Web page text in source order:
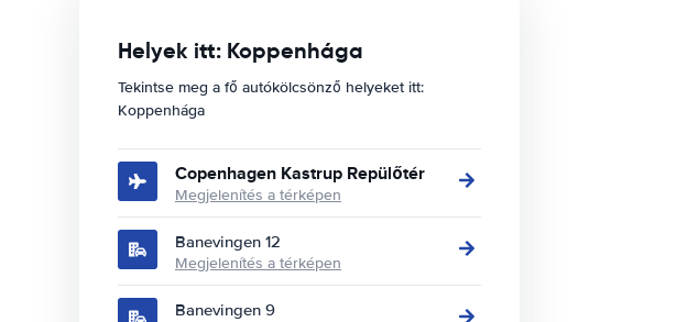
Helyek itt: Koppenhága
Tekintse meg a fő autókölcsönző helyeket itt:
Koppenhága
Copenhagen Kastrup Repülőtér
Megjelenítés a térképen
Banevingen 12
Megjelenítés a térképen
Banevingen 9